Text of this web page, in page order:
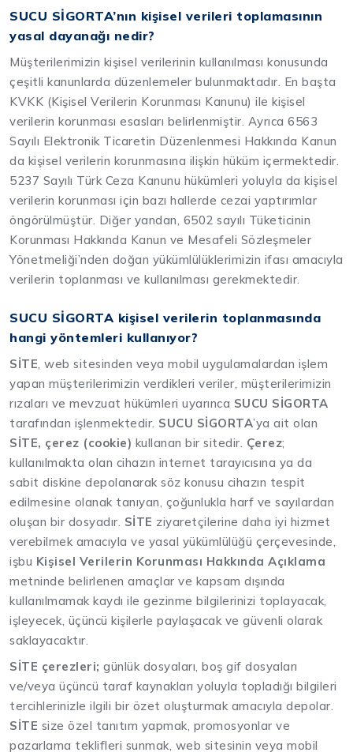
SUCU SİGORTA’nın kişisel verileri toplamasının
yasal dayanağı nedir?
Müşterilerimizin kişisel verilerinin kullanılması konusunda
çeşitli kanunlarda düzenlemeler bulunmaktadır. En başta
KVKK (Kişisel Verilerin Korunması Kanunu) ile kişisel
verilerin korunması esasları belirlenmiştir. Ayrıca 6563
Sayılı Elektronik Ticaretin Düzenlenmesi Hakkında Kanun
da kişisel verilerin korunmasına ilişkin hüküm içermektedir.
5237 Sayılı Türk Ceza Kanunu hükümleri yoluyla da kişisel
verilerin korunması için bazı hallerde cezai yaptırımlar
öngörülmüştür. Diğer yandan, 6502 sayılı Tüketicinin
Korunması Hakkında Kanun ve Mesafeli Sözleşmeler
Yönetmeliği’nden doğan yükümlülüklerimizin ifası amacıyla
verilerin toplanması ve kullanılması gerekmektedir.
SUCU SİGORTA kişisel verilerin toplanmasında
hangi yöntemleri kullanıyor?
SİTE , web sitesinden veya mobil uygulamalardan işlem
yapan müşterilerimizin verdikleri veriler, müşterilerimizin
rızaları ve mevzuat hükümleri uyarınca SUCU SİGORTA
tarafından işlenmektedir. SUCU SİGORTA’ya ait olan
SİTE, çerez (cookie) kullanan bir sitedir. Çerez;
kullanılmakta olan cihazın internet tarayıcısına ya da
sabit diskine depolanarak söz konusu cihazın tespit
edilmesine olanak tanıyan, çoğunlukla harf ve sayılardan
oluşan bir dosyadır. SİTE ziyaretçilerine daha iyi hizmet
verebilmek amacıyla ve yasal yükümlülüğü çerçevesinde,
işbu Kişisel Verilerin Korunması Hakkında Açıklama
metninde belirlenen amaçlar ve kapsam dışında
kullanılmamak kaydı ile gezinme bilgilerinizi toplayacak,
işleyecek, üçüncü kişilerle paylaşacak ve güvenli olarak
saklayacaktır.
SİTE çerezleri; günlük dosyaları, boş gif dosyaları
ve/veya üçüncü taraf kaynakları yoluyla topladığı bilgileri
tercihlerinizle ilgili bir özet oluşturmak amacıyla depolar.
SİTE size özel tanıtım yapmak, promosyonlar ve
pazarlama teklifleri sunmak, web sitesinin veya mobil